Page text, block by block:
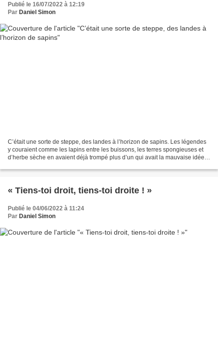
Publié le 16/07/2022 à 12:19
Par Daniel Simon
C’était une sorte de steppe, des landes à l’horizon de sapins. Les légendes
y couraient comme les lapins entre les buissons, les terres spongieuses et
d’herbe sèche en avaient déjà trompé plus d’un qui avait la mauvaise idée
« Tiens-toi droit, tiens-toi droite ! »
Publié le 04/06/2022 à 11:24
Par Daniel Simon